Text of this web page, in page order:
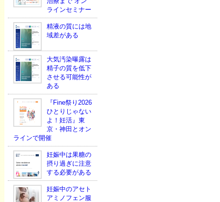
ラインセミナー
精液の質には地
域差がある
大気汚染曝露は
精子の質を低下
させる可能性が
ある
『Fine祭り2026
ひとりじゃない
よ！妊活』東
京・神田とオン
ラインで開催
妊娠中は果糖の
摂り過ぎに注意
する必要がある
妊娠中のアセト
アミノフェン服